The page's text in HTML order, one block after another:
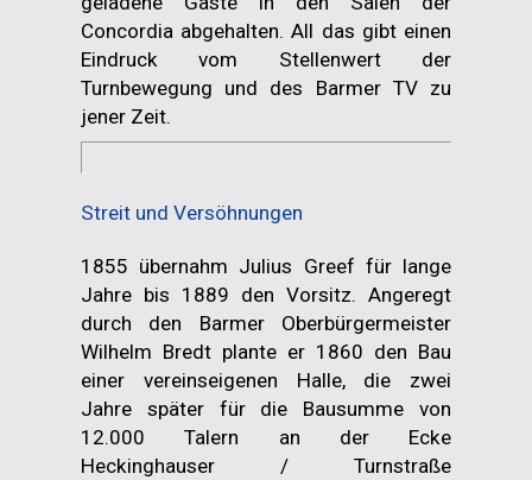
Concordia abgehalten. All das gibt einen
Eindruck vom Stellenwert der
Turnbewegung und des Barmer TV zu
jener Zeit.
Streit und Versöhnungen
1855 übernahm Julius Greef für lange
Jahre bis 1889 den Vorsitz. Angeregt
durch den Barmer Oberbürgermeister
Wilhelm Bredt plante er 1860 den Bau
einer vereinseigenen Halle, die zwei
Jahre später für die Bausumme von
12.000 Talern an der Ecke
Heckinghauser / Turnstraße